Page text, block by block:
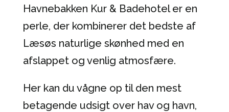
Havnebakken Kur & Badehotel er en
perle, der kombinerer det bedste af
Læsøs naturlige skønhed med en
afslappet og venlig atmosfære.
Her kan du vågne op til den mest
betagende udsigt over hav og havn,